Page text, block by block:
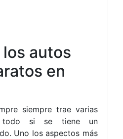
autos
en
siempre trae varias
si se tiene un
Uno los aspectos más